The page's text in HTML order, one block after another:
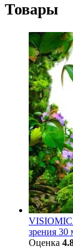
Товары
зрения 30
Оценка